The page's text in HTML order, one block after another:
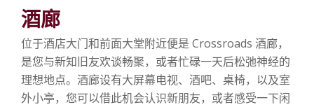
酒廊
位于酒店大门和前面大堂附近便是 Crossroads 酒廊，
是您与新知旧友欢谈畅聚，或者忙碌一天后松弛神经的
理想地点。酒廊设有大屏幕电视、酒吧、桌椅，以及室
外小亭，您可以借此机会认识新朋友，或者感受一下闲